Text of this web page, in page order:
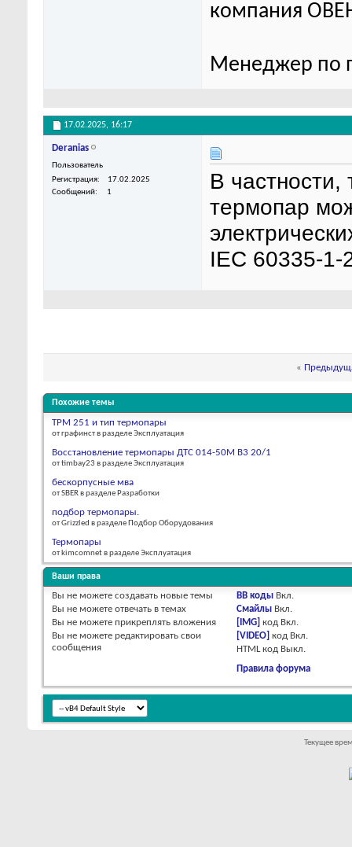
компания
Менеджер по
17.02.2025, 16:17
Deranias
Пользователь
Регистрация
17.02.2025
Сообщений
1
В частности,
термопар
IEC 60335-1-
«
Похожие темы
ТРМ 251 и тип термопары
от графинст в разделе Эксплуатация
Восстановление термопары ДТС 014-50М В3 20/1
от timbay23 в разделе Эксплуатация
бескорпусные мва
от SBER в разделе Разработки
подбор термопары.
от Grizzled в разделе Подбор Оборудования
Термопары
от kimcomnet в разделе Эксплуатация
Ваши права
Вы не можете создавать новые темы
Вы не можете отвечать в темах
Вы не можете прикреплять вложения
Вы не можете редактировать свои
сообщения
BB коды Вкл.
Смайлы Вкл.
[IMG] код Вкл.
[VIDEO] код Вкл.
HTML код Выкл.
Правила форума
Текущее